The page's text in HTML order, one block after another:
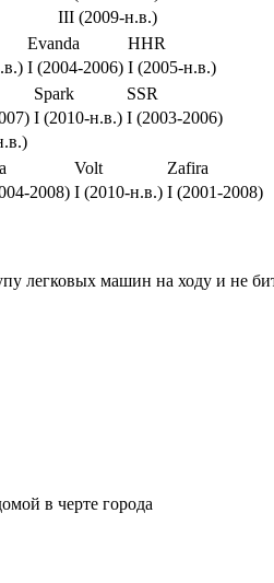
III (2009-н.в.)
Evanda
HHR
I (2004-2006) I (2005-н.в.)
Spark
SSR
I (2010-н.в.) I (2003-2006)
Volt
Zafira
2008) I (2010-н.в.) I (2001-2008)
легковых машин на ходу и не
в черте города